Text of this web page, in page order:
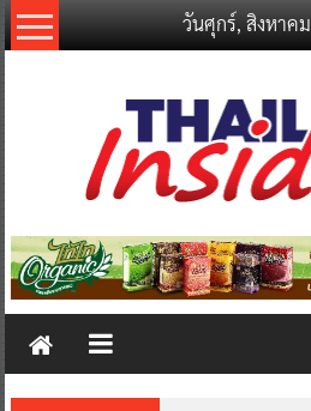
Skip
to
วันศุกร์, สิงหาค
Thailand
New